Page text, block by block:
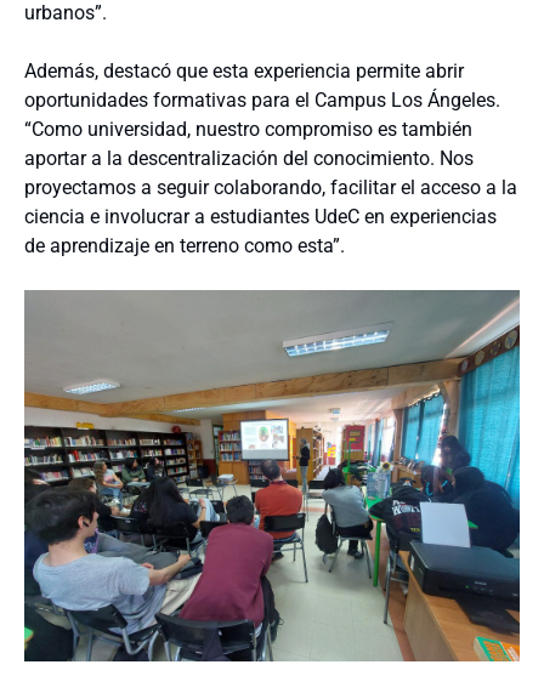
urbanos”.
Además, destacó que esta experiencia permite abrir
oportunidades formativas para el Campus Los Ángeles.
“Como universidad, nuestro compromiso es también
aportar a la descentralización del conocimiento. Nos
proyectamos a seguir colaborando, facilitar el acceso a la
ciencia e involucrar a estudiantes UdeC en experiencias
de aprendizaje en terreno como esta”.